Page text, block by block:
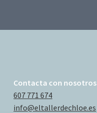
Contacta con nosotros
607 771 674
info@eltallerdechloe.es